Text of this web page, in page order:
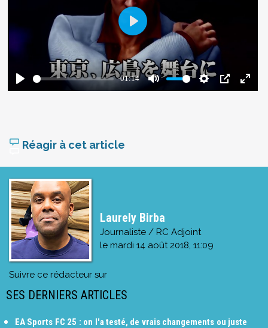
Réagir à cet article
Laurely Birba
Journaliste / RC Adjoint
le mardi 14 août 2018, 11:09
Suivre ce rédacteur sur
SES DERNIERS ARTICLES
EA Sports FC 25 : on l'a testé, de vrais changements ou juste